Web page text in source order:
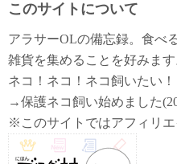
このサイトについて
アラサーOLの備忘録。食べ
雑貨を集めることを好みます
ネコ！ネコ！ネコ飼いたい！
→保護ネコ飼い始めました
※このサイトではアフィリエ